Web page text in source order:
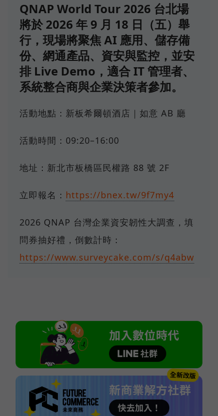
QNAP World Tour 2026 台北場
將於 2026 年 9 月 18 日（五）舉
行，現場將聚焦 AI 應用、儲存備
份、網通產品、資安與監控，並安
排 Live Demo，適合 IT 管理者、
系統整合商與企業決策者參加。
活動地點：新板希爾頓酒店｜如意 AB 廳
活動時間：09:20–16:00
地址：新北市板橋區民權路 88 號 2F
立即報名： https://bnex.tw/9f7my4
2026 QNAP 台灣企業資安韌性大調查，填
問券抽好禮，倒數計時：
https://www.surveycake.com/s/q4abw